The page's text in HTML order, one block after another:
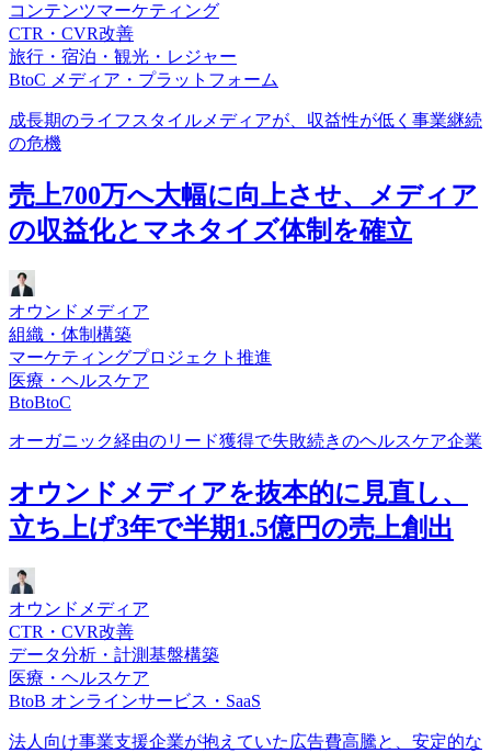
コンテンツマーケティング
CTR・CVR改善
旅行・宿泊・観光・レジャー
BtoC メディア・プラットフォーム
成長期のライフスタイルメディアが、収益性が低く事業継続
の危機
売上700万へ大幅に向上させ、メディア
の収益化とマネタイズ体制を確立
オウンドメディア
組織・体制構築
マーケティングプロジェクト推進
医療・ヘルスケア
BtoBtoC
オーガニック経由のリード獲得で失敗続きのヘルスケア企業
オウンドメディアを抜本的に見直し、
立ち上げ3年で半期1.5億円の売上創出
オウンドメディア
CTR・CVR改善
データ分析・計測基盤構築
医療・ヘルスケア
BtoB オンラインサービス・SaaS
法人向け事業支援企業が抱えていた広告費高騰と、安定的な